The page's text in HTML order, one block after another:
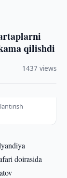
qilishdi
1437 views
doirasida